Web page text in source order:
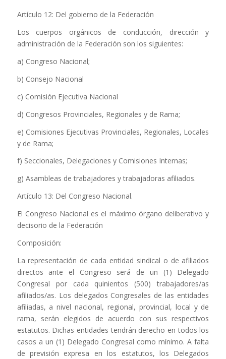
Artículo 12: Del gobierno de la Federación
Los cuerpos orgánicos de conducción, dirección y
administración de la Federación son los siguientes:
a) Congreso Nacional;
b) Consejo Nacional
c) Comisión Ejecutiva Nacional
d) Congresos Provinciales, Regionales y de Rama;
e) Comisiones Ejecutivas Provinciales, Regionales, Locales
y de Rama;
f) Seccionales, Delegaciones y Comisiones Internas;
g) Asambleas de trabajadores y trabajadoras afiliados.
Artículo 13: Del Congreso Nacional.
El Congreso Nacional es el máximo órgano deliberativo y
decisorio de la Federación
Composición:
La representación de cada entidad sindical o de afiliados
directos ante el Congreso será de un (1) Delegado
Congresal por cada quinientos (500) trabajadores/as
afiliados/as. Los delegados Congresales de las entidades
afiliadas, a nivel nacional, regional, provincial, local y de
rama, serán elegidos de acuerdo con sus respectivos
estatutos. Dichas entidades tendrán derecho en todos los
casos a un (1) Delegado Congresal como mínimo. A falta
de previsión expresa en los estatutos, los Delegados